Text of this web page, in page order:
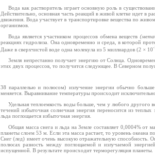
Вода как растворитель играет основную роль в
Действительно, основная часть реакций в живой клетке идет в
движения. Вода участвует в транспортировке вещества по
организмов.
Вода является участником процессов обмена веществ
реакциях гидролиза. Она одновременно и среда, в которой
Даже в сверхчистой воде одна молекула из 5 миллиардов (2 × 10-
Земля непрестанно получает энергию от Солнца.
этих двух процессов, то получится следующее. В Северном
38 параллелью и полюсом) излучение энергии обычно
меняется. Выравнивание температуры происходит
Удельная теплоемкость воды больше, чем у любого другого
течений избыточная солнечная энергия переносится из
льда поглощается избыточная энергия.
Общая масса снега и льда на Земле составляет 0,0004% от
планеты слоем 53 м. Если эта масса растает, то уровень океана
Снег (лед) имеет очень высокую отражательную
полюсах разность между поглощаемой и излучаемой
испущенной. В результате происходит терморегуляция планеты.